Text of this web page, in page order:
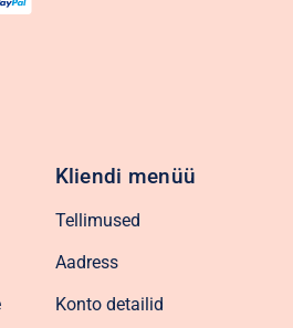
Kliendi menüü
Tellimused
Aadress
Konto detailid